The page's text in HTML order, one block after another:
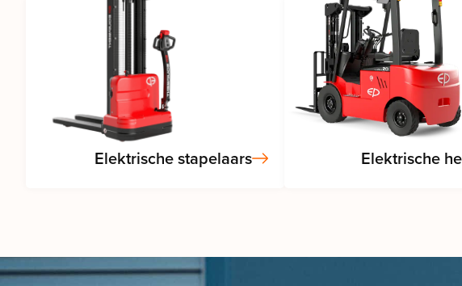
Elektrische stapelaars Elektrische